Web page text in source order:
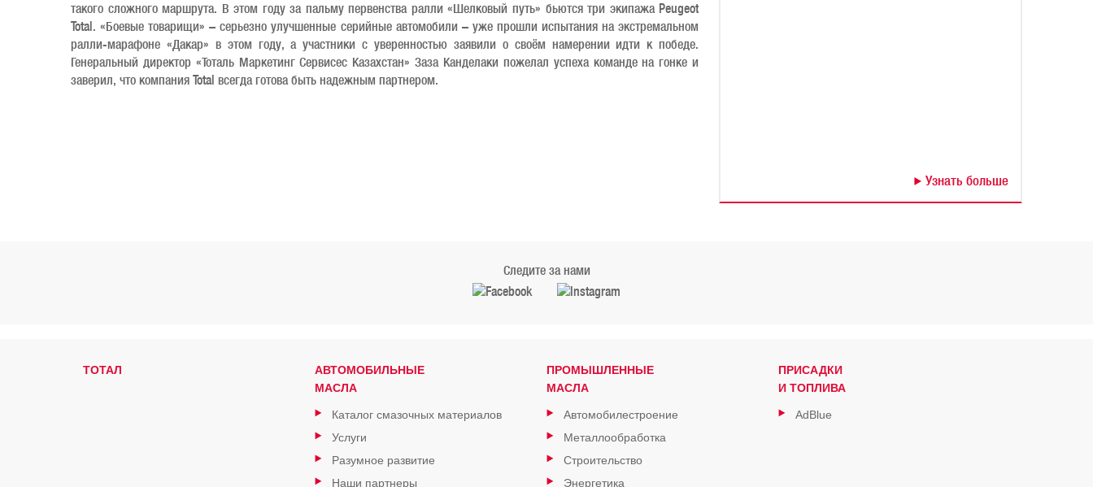
такого сложного маршрута. В этом году за пальму первенства ралли «Шелковый путь» бьются три экипажа Peugeot
Total. «Боевые товарищи» – серьезно улучшенные серийные автомобили – уже прошли испытания на экстремальном
ралли-марафоне «Дакар» в этом году, а участники с уверенностью заявили о своём намерении идти к победе.
Генеральный директор «Тоталь Маркетинг Сервисес Казахстан» Заза Канделаки пожелал успеха команде на гонке и
заверил, что компания Total всегда готова быть надежным партнером.
Узнать больше
Следите за нами
ТОТАЛ
АВТОМОБИЛЬНЫЕ
МАСЛА
Каталог смазочных материалов
Услуги
Разумное развитие
Наши партнеры
ПРОМЫШЛЕННЫЕ
МАСЛА
Автомобилестроение
Металлообработка
Строительство
Энергетика
ПРИСАДКИ
И ТОПЛИВА
AdBlue